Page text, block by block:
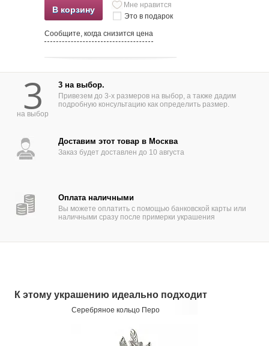
В корзину
Мне нравится
Это в подарок
Сообщите, когда снизится цена
3
на выбор
3 на выбор.
Привезем до 3-х размеров на выбор, а также дадим
подробную консультацию как определить размер.
Доставим этот товар в Москва
Заказ будет доставлен до 10 августа
Оплата наличными
Вы можете оплатить с помощью банковской карты или
наличными сразу после примерки украшения
К этому украшению идеально подходит
Серебряное кольцо Перо